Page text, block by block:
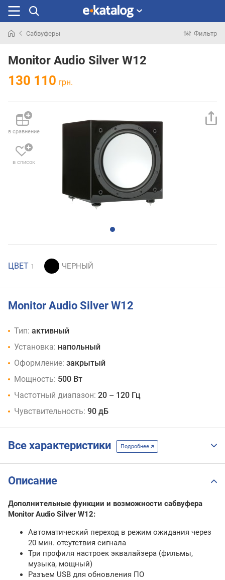
раньше
Сабвуферы Фильтр
Monitor Audio Silver W12
130 110 грн.
в сравнение
в список
ЦВЕТ 1
Monitor Audio Silver W12
Тип: активный
Установка: напольный
Оформление: закрытый
Мощность: 500 Вт
Частотный диапазон: 20 – 120 Гц
Чувствительность: 90 дБ
Все характеристики Подробнее
Описание
Дополнительные функции и возможности сабвуфера
Monitor Audio Silver W12:
Автоматический переход в режим ожидания через
20 мин. отсутствия сигнала
Три профиля настроек эквалайзера (фильмы,
музыка, мощный)
Разъем USB для обновления ПО